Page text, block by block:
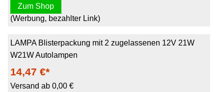
Zum Shop
(Werbung, bezahlter Link)
LAMPA Blisterpackung mit 2 zugelassenen 12V 21W
W21W Autolampen
14,47 €*
Versand ab 0,00 €